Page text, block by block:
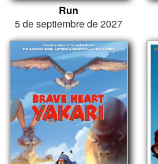
Run
5 de septiembre de 2027